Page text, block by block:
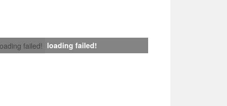
failed! loading failed!